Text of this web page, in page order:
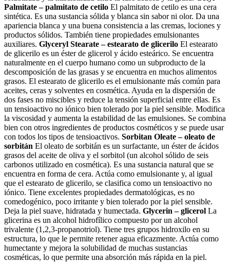
Palmitate – palmitato de cetilo El palmitato de cetilo es una cera
sintética. Es una sustancia sólida y blanca sin sabor ni olor. Da una
apariencia blanca y una buena consistencia a las cremas, lociones y
productos sólidos. También tiene propiedades emulsionantes
auxiliares. Glyceryl Stearate – estearato de glicerilo El estearato
de glicerilo es un éster de glicerol y ácido esteárico. Se encuentra
naturalmente en el cuerpo humano como un subproducto de la
descomposición de las grasas y se encuentra en muchos alimentos
grasos. El estearato de glicerilo es el emulsionante más común para
aceites, ceras y solventes en cosmética. Ayuda en la dispersión de
dos fases no miscibles y reduce la tensión superficial entre ellas. Es
un tensioactivo no iónico bien tolerado por la piel sensible. Modifica
la viscosidad y aumenta la estabilidad de las emulsiones. Se combina
bien con otros ingredientes de productos cosméticos y se puede usar
con todos los tipos de tensioactivos. Sorbitan Oleate – oleato de
sorbitán El oleato de sorbitán es un surfactante, un éster de ácidos
grasos del aceite de oliva y el sorbitol (un alcohol sólido de seis
carbonos utilizado en cosmética). Es una sustancia natural que se
encuentra en forma de cera. Actúa como emulsionante y, al igual
que el estearato de glicerilo, se clasifica como un tensioactivo no
iónico. Tiene excelentes propiedades dermatológicas, es no
comedogénico, poco irritante y bien tolerado por la piel sensible.
Deja la piel suave, hidratada y humectada. Glycerin – glicerol La
glicerina es un alcohol hidrofílico compuesto por un alcohol
trivalente (1,2,3-propanotriol). Tiene tres grupos hidroxilo en su
estructura, lo que le permite retener agua eficazmente. Actúa como
humectante y mejora la solubilidad de muchas sustancias
cosméticas, lo que permite una absorción más rápida en la piel.